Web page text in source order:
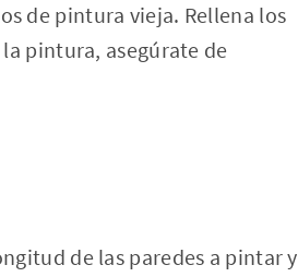
de pintura vieja. Rellena los
pintura, asegúrate de
de las paredes a pintar y